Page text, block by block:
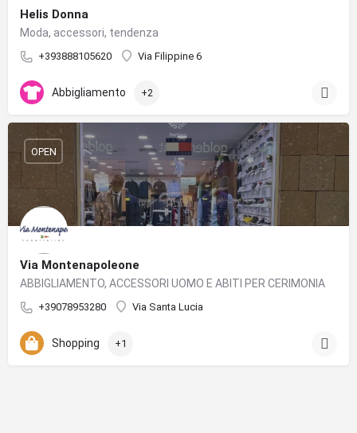
Helis Donna
Moda, accessori, tendenza
+393888105620 Via Filippine 6
Abbigliamento +2
Via Montenapoleone
ABBIGLIAMENTO, ACCESSORI UOMO E ABITI PER CERIMONIA
+39078953280 Via Santa Lucia
OPEN
Shopping +1